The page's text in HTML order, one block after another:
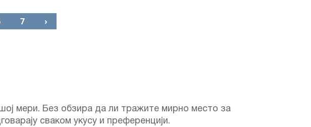
7 ›
мери. Без обзира да ли тражите мирно место за
сваком укусу и преференцији.